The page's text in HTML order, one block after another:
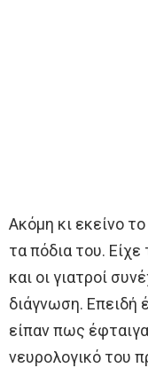
Ακόμη κι εκείνο
τα πόδια του.
και οι γιατροί
διάγνωση. Επειδή
είπαν πως
νευρολογικό του